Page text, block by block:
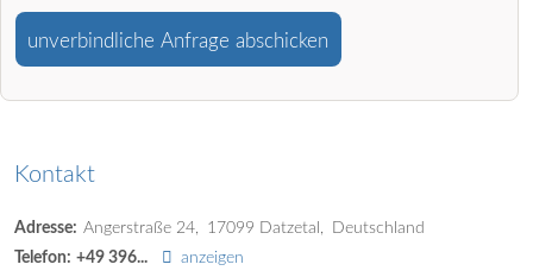
unverbindliche Anfrage abschicken
Kontakt
Adresse: Angerstraße 24 17099 Datzetal
Deutschland
Telefon: +49 396... anzeigen